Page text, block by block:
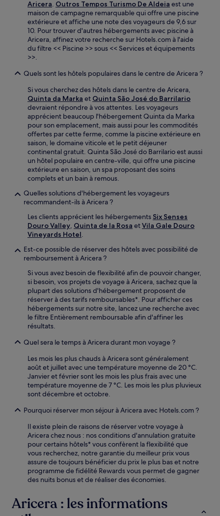
Aricera. Outros Tempos Turismo De Aldeia est une
maison de campagne remarquable qui offre une piscine
extérieure et affiche une note des voyageurs de 9,6 sur
10. Pour trouver d'autres hébergements avec piscine à
Aricera, affinez votre recherche sur Hotels.com à l'aide
du filtre << Piscine >> sous << Services et équipements
>>.
Quels sont les hôtels populaires dans le centre de Aricera ?
Si vous cherchez des hôtels dans le centre de Aricera,
Quinta da Marka et Quinta São José do Barrilario
devraient répondre à vos attentes. Les voyageurs
apprécient beaucoup l'hébergement Quinta da Marka
pour son emplacement, mais aussi pour les commodités
offertes par cette ferme, comme la piscine extérieure en
saison, le domaine viticole et le petit déjeuner
continental gratuit. Quinta São José do Barrilario est aussi
un hôtel populaire en centre-ville, qui offre une piscine
extérieure en saison, un spa proposant des soins
complets et un bain à remous.
Quelles solutions d'hébergement les voyageurs
recommandent-ils à Aricera ?
Les clients apprécient les hébergements Six Senses
Douro Valley, Quinta de la Rosa etVila Gale Douro
Vineyards Hotel.
Est-ce possible de réserver des hôtels avec possibilité de
remboursement à Aricera ?
Si vous avez besoin de flexibilité afin de pouvoir changer,
si besoin, vos projets de voyage à Aricera, sachez que la
plupart des solutions d'hébergement proposent de
réserver à des tarifs remboursables*. Pour afficher ces
hébergements sur notre site, lancez une recherche avec
le filtre Entièrement remboursable afin d'affiner les
résultats.
Quel sera le temps à Aricera durant mon voyage ?
Les mois les plus chauds à Aricera sont généralement
août et juillet avec une température moyenne de 20 °C.
Janvier et février sont les mois les plus frais avec une
température moyenne de 7 °C. Les mois les plus pluvieux
sont décembre et octobre.
Pourquoi réserver mon séjour à Aricera avec Hotels.com ?
Il existe plein de raisons de réserver votre voyage à
Aricera chez nous : nos conditions d'annulation gratuite
pour certains hôtels* vous confèrent la flexibilité que
vous recherchez, notre garantie du meilleur prix vous
assure de toujours bénéficier du prix le plus bas et notre
programme de fidélité Rewards vous permet de gagner
des nuits bonus et de réaliser des économies.
Aricera : les informations